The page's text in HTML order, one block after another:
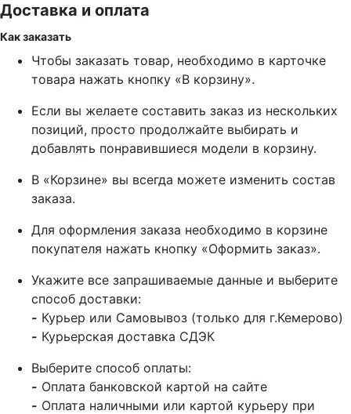
Доставка и оплата
Как заказать
Чтобы заказать товар, необходимо в карточке
товара нажать кнопку «В корзину».
Если вы желаете составить заказ из нескольких
позиций, просто продолжайте выбирать и
добавлять понравившиеся модели в корзину.
В «Корзине» вы всегда можете изменить состав
заказа.
Для оформления заказа необходимо в корзине
покупателя нажать кнопку «Оформить заказ».
Укажите все запрашиваемые данные и выберите
способ доставки:
- Курьер или Самовывоз (только для г.Кемерово)
- Курьерская доставка СДЭК
Выберите способ оплаты:
- Оплата банковской картой на сайте
- Оплата наличными или картой курьеру при